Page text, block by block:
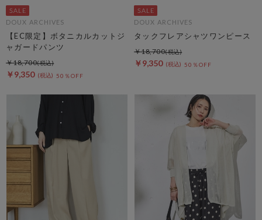
DOUX ARCHIVES
【EC限定】ボタニカルカットジ
ャガードパンツ
￥9,350 50％OFF
￥18,700
DOUX ARCHIVES
タックフレアシャツワンピース
￥9,350 50％OFF
￥18,700